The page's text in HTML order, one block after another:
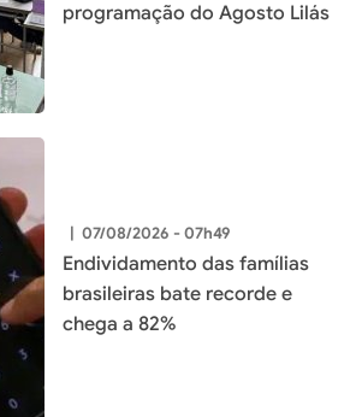
programação do Agosto Lilás
| 07/08/2026 - 07h49
Endividamento das famílias
brasileiras bate recorde e
chega a 82%